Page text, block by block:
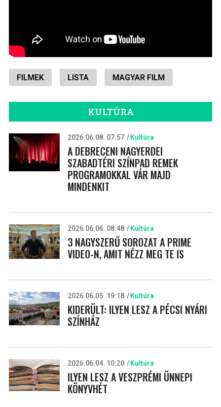
FILMEK LISTA MAGYAR FILM
KULTÚRA
2026.06.08. 07:57 Kultúra
A DEBRECENI NAGYERDEI
SZABADTÉRI SZÍNPAD REMEK
PROGRAMOKKAL VÁR MAJD
MINDENKIT
2026.06.06. 08:48 Kultúra
3 NAGYSZERŰ SOROZAT A PRIME
VIDEO-N, AMIT NÉZZ MEG TE IS
2026.06.05. 19:18 Kultúra
KIDERÜLT: ILYEN LESZ A PÉCSI NYÁRI
SZÍNHÁZ
2026.06.04. 10:20 Kultúra
ILYEN LESZ A VESZPRÉMI ÜNNEPI
KÖNYVHÉT